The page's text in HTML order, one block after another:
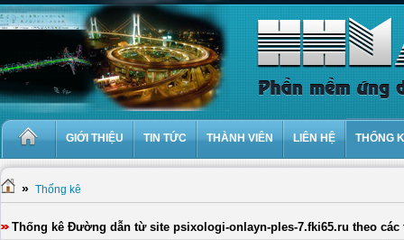
GIỚI THIỆU TIN TỨC THÀNH VIÊN LIÊN HỆ THỐNG
» Thống kê
Thống kê Đường dẫn từ site psixologi-onlayn-ples-7.fki65.ru theo các